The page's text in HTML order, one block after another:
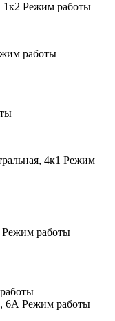
Режим работы
работы
4к1 Режим
Режим работы
6А Режим работы